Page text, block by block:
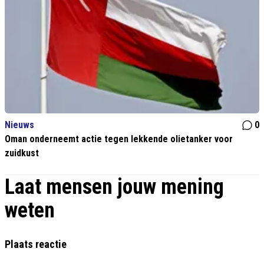
Nieuws
0
Oman onderneemt actie tegen lekkende olietanker voor
zuidkust
Laat mensen jouw mening
weten
Plaats reactie